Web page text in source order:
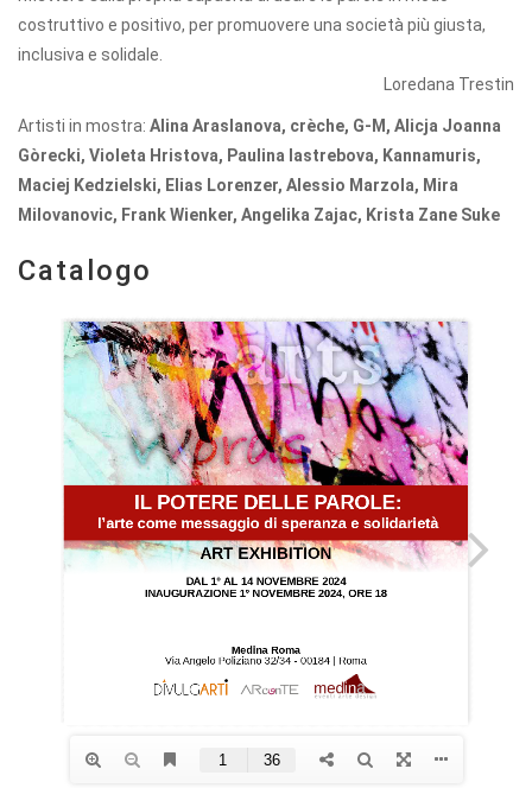
costruttivo e positivo, per promuovere una società più giusta,
inclusiva e solidale.
Loredana Trestin
Artisti in mostra: Alina Araslanova, crèche, G-M, Alicja Joanna
Gòrecki, Violeta Hristova, Paulina Iastrebova, Kannamuris,
Maciej Kedzielski, Elias Lorenzer, Alessio Marzola, Mira
Milovanovic, Frank Wienker, Angelika Zajac, Krista Zane Suke
Catalogo